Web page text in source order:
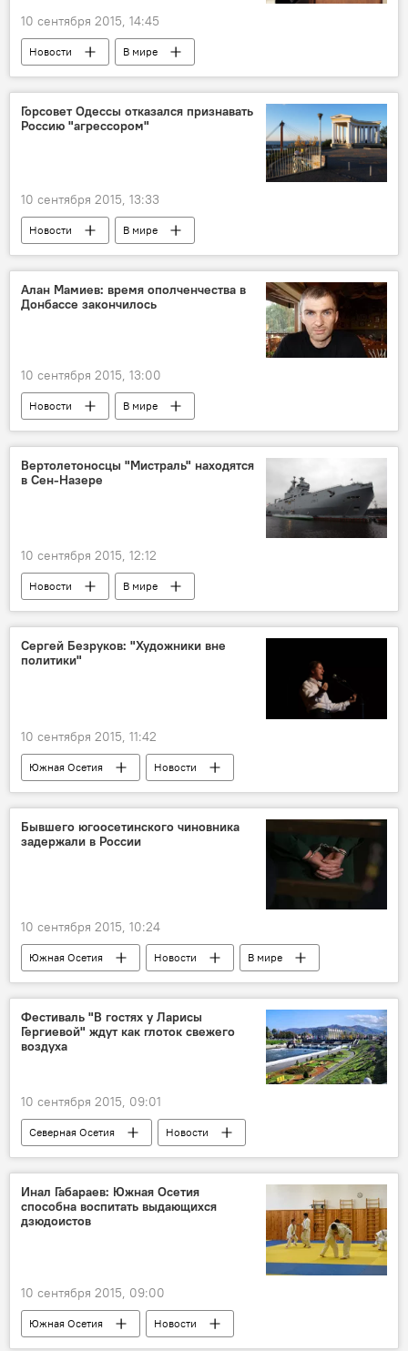
10 сентября 2015, 14:45
Новости В мире
Горсовет Одессы отказался признавать
Россию "агрессором"
10 сентября 2015, 13:33
Новости В мире
Алан Мамиев: время ополченчества в
Донбассе закончилось
10 сентября 2015, 13:00
Новости В мире
Вертолетоносцы "Мистраль" находятся
в Сен-Назере
10 сентября 2015, 12:12
Новости В мире
Сергей Безруков: "Художники вне
политики"
10 сентября 2015, 11:42
Южная Осетия Новости
Бывшего югоосетинского чиновника
задержали в России
10 сентября 2015, 10:24
Южная Осетия Новости В мире
Фестиваль "В гостях у Ларисы
Гергиевой" ждут как глоток свежего
воздуха
10 сентября 2015, 09:01
Северная Осетия Новости
Инал Габараев: Южная Осетия
способна воспитать выдающихся
дзюдоистов
10 сентября 2015, 09:00
Южная Осетия Новости